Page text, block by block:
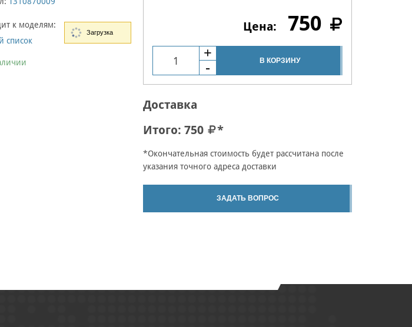
к моделям:
список
750
В КОРЗИНУ
Доставка
Итого: 750 *
*Окончательная стоимость будет рассчитана после
указания точного адреса доставки
ЗАДАТЬ ВОПРОС
Загрузка